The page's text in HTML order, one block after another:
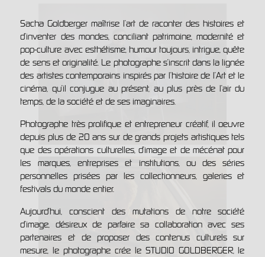
Sacha Goldberger maîtrise l’art de raconter des histoires et
d’inventer des mondes, conciliant patrimoine, modernité et
pop-culture avec esthétisme, humour toujours, intrigue, quête
de sens et originalité. Le photographe s’inscrit dans la lignée
des artistes contemporains inspirés par l’histoire de l’Art et le
cinéma, qu’il conjugue au présent, au plus près de l’air du
temps, de la société et de ses imaginaires.
Photographe très prolifique et entrepreneur créatif, il oeuvre
depuis plus de 20 ans sur de grands projets artistiques tels
que des opérations culturelles, d’image et de mécénat pour
les marques, entreprises et institutions, ou des séries
personnelles prisées par les collectionneurs, galeries et
festivals du monde entier.
Aujourd’hui, conscient des mutations de notre société
d’image, désireux de parfaire sa collaboration avec ses
partenaires et de proposer des contenus culturels sur
mesure, le photographe crée le STUDIO GOLDBERGER, le